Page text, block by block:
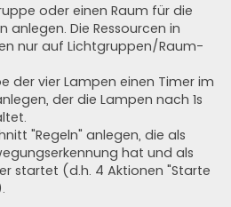
oder einen Raum für die
anlegen. Die Ressourcen in
nur auf Lichtgruppen/Raum-
der vier Lampen einen Timer im
der die Lampen nach 1s
"Regeln" anlegen, die als
hat und als
startet (d.h. 4 Aktionen "Starte